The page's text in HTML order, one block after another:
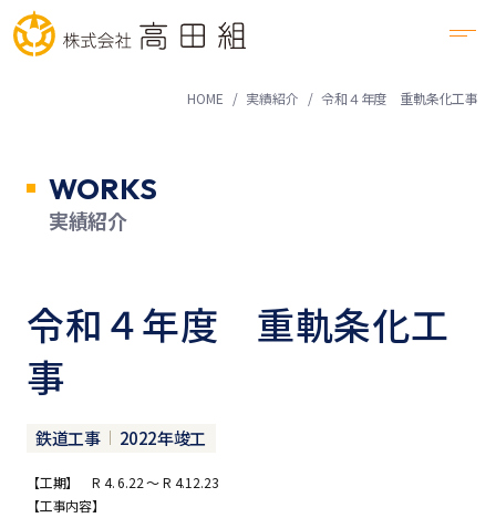
HOME 実績紹介 令和４年度 重軌条化工事
WORKS
実績紹介
令和４年度 重軌条化工
事
鉄道工事 2022年竣工
【工期】 R 4. 6.22 ～ R 4.12.23
【工事内容】